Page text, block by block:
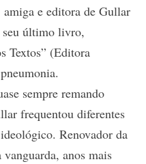
e editora de Gullar
seu último livro,
Textos” (Editora
sempre remando
frequentou diferentes
Renovador da
anos mais